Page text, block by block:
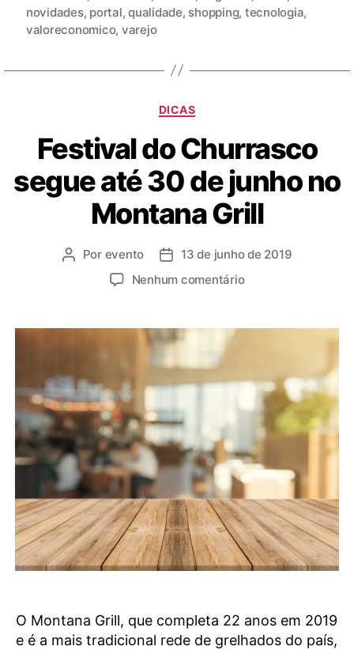
novidades, portal,qualidade, shopping, tecnologia,
valoreconomico, varejo
DICAS
Festival do Churrasco
segue até 30 de junho no
Montana Grill
Por evento
13 de junho de 2019
Nenhum comentário
O Montana Grill, que completa 22 anos em 2019
e é a mais tradicional rede de grelhados do país,